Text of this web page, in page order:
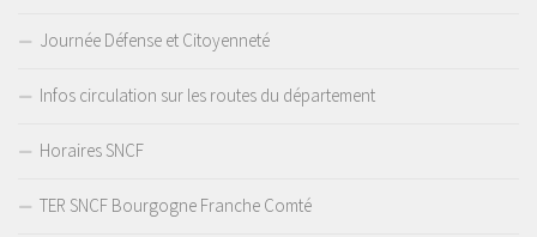
Journée Défense et Citoyenneté
Infos circulation sur les routes du département
Horaires SNCF
TER SNCF Bourgogne Franche Comté